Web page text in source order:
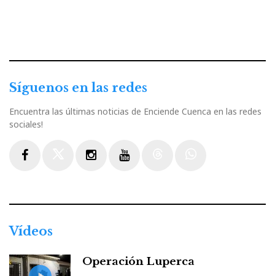
Síguenos en las redes
Encuentra las últimas noticias de Enciende Cuenca en las redes
sociales!
Vídeos
Operación Luperca